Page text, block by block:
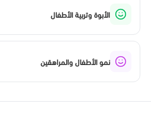
الأبوة وتربية الأطفال
نمو الأطفال والمراهقين